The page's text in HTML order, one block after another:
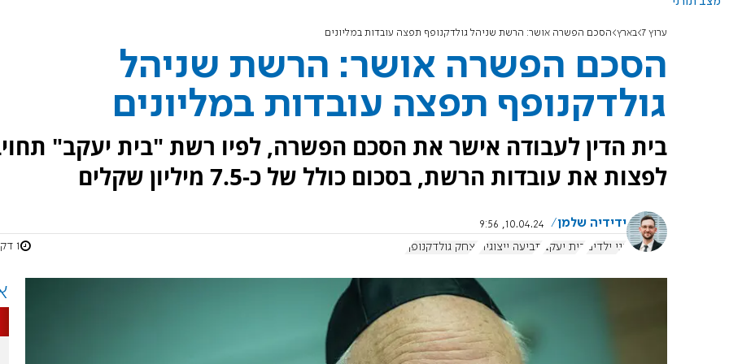
ערוץ 7 בארץ הסכם הפשרה אושר: הרשת שניהל גולדקנופף תפצה עובדות במליונים
הסכם הפשרה אושר: הרשת שניהל
גולדקנופף תפצה עובדות במליונים
בית הדין לעבודה אישר את הסכם הפשרה, לפיו רשת "בית יעקב"
לפצות את עובדות הרשת, בסכום כולל של כ-7.5 מיליון שקלים
ידידיה שלמן
10.04.24, 9:56
גני ילדים בית יעקב תביעה ייצוגית יצחק גולדקנופף 1 דקות